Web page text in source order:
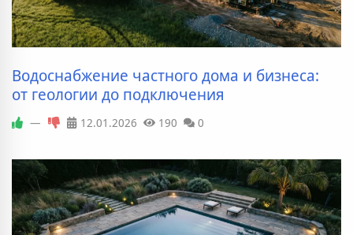
Водоснабжение частного дома и бизнеса:
от геологии до подключения
— 12.01.2026 190 0